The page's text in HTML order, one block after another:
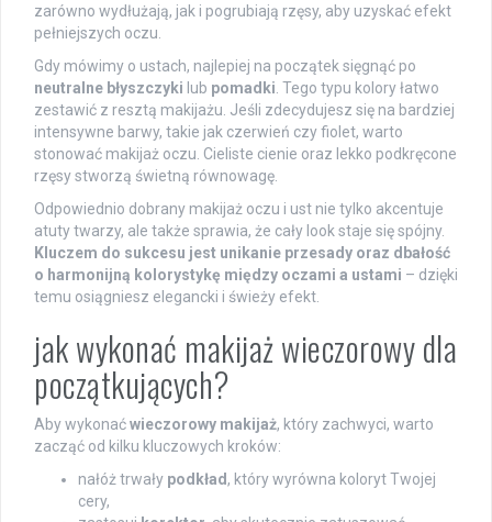
zarówno wydłużają, jak i pogrubiają rzęsy, aby uzyskać efekt
pełniejszych oczu.
Gdy mówimy o ustach, najlepiej na początek sięgnąć po
neutralne błyszczyki lub pomadki . Tego typu kolory łatwo
zestawić z resztą makijażu. Jeśli zdecydujesz się na bardziej
intensywne barwy, takie jak czerwień czy fiolet, warto
stonować makijaż oczu. Cieliste cienie oraz lekko podkręcone
rzęsy stworzą świetną równowagę.
Odpowiednio dobrany makijaż oczu i ust nie tylko akcentuje
atuty twarzy, ale także sprawia, że cały look staje się spójny.
Kluczem do sukcesu jest unikanie przesady oraz dbałość
o harmonijną kolorystykę między oczami a ustami – dzięki
temu osiągniesz elegancki i świeży efekt.
jak wykonać makijaż wieczorowy dla
początkujących?
Aby wykonaćwieczorowy makijaż, który zachwyci, warto
zacząć od kilku kluczowych kroków:
nałóż trwały podkład, który wyrówna koloryt Twojej
cery,